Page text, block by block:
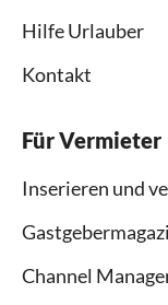
Hilfe Urlauber
Kontakt
Für Vermieter
Inserieren und
Channel